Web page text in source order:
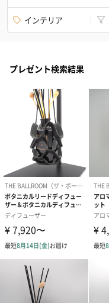
インテリア
プレゼント検索結果